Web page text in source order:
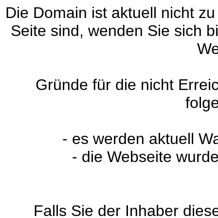
Die Domain ist aktuell nicht
Seite sind, wenden Sie sich
Gründe für die nicht
- es werden aktuell
- die Webseite
Falls Sie der Inhaber